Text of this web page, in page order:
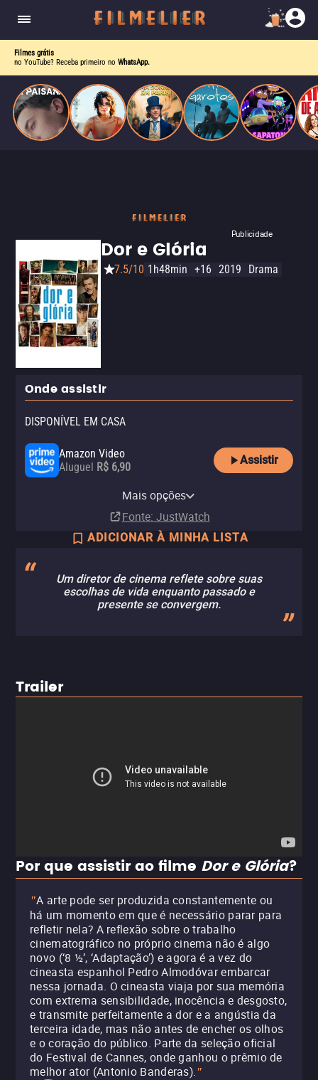
Filmes grátis
no YouTube? Receba primeiro no WhatsApp.
Publicidade
Dor e Glória
7.5/10 1h48min +16 2019 Drama
Onde assistir
DISPONÍVEL EM CASA
Amazon Video
Aluguel R$ 6,90
Assistir
R$ 9,90
R$ 6,90Mais opções
Fonte: JustWatch
ADICIONAR À MINHA LISTA
Um diretor de cinema reflete sobre suas
escolhas de vida enquanto passado e
presente se convergem.
Trailer
Por que assistir ao filme Dor e Glória?
"A arte pode ser produzida constantemente ou
há um momento em que é necessário parar para
refletir nela? A reflexão sobre o trabalho
cinematográfico no próprio cinema não é algo
novo (‘8 ½’, ‘Adaptação’) e agora é a vez do
cineasta espanhol Pedro Almodóvar embarcar
nessa jornada. O cineasta viaja por sua memória
com extrema sensibilidade, inocência e desgosto,
e transmite perfeitamente a dor e a angústia da
terceira idade, mas não antes de encher os olhos
e o coração do público. Parte da seleção oficial
do Festival de Cannes, onde ganhou o prêmio de
melhor ator (Antonio Banderas)."
quando se apaixona por um de seus alvos.